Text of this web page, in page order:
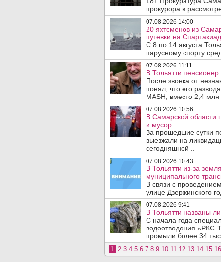
прокурора в
07.08.2026 14:00
20 яхтсменов из
путевки на
С 8 по 14 августа
парусному спорту
07.08.2026 11:11
В Тольятти
После звонка от
понял, что его
MASH, вместо 2,4 млн
07.08.2026 10:56
В Самарской области
и мусор .
За прошедшие сутки
выезжали на
сегодняшней ..
07.08.2026 10:43
В Тольятти из-за
муниципального
В связи с
улице Дзержинского
07.08.2026 9:41
В Тольятти названы
С начала года
водоотведения «РКС-
промыли более 34
1 2 3 4 5 6 7 8 9 10 11 12 13 14 15 16